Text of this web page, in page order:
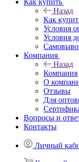
Как купить
Назад
Как
Условия
Условия
Компания
Назад
Компания
О
Отзывы
Для
Вопросы и
Контакты
Личный